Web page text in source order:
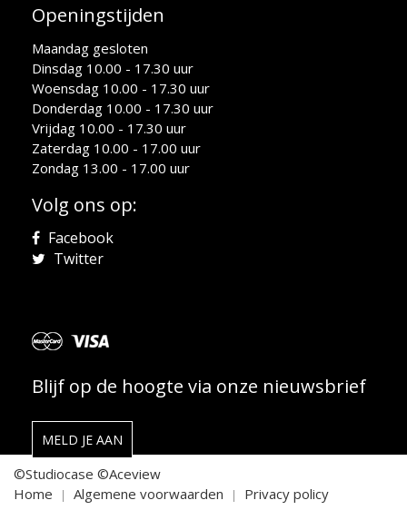
Openingstijden
Maandag gesloten
Dinsdag 10.00 - 17.30 uur
Woensdag 10.00 - 17.30 uur
Donderdag 10.00 - 17.30 uur
Vrijdag 10.00 - 17.30 uur
Zaterdag 10.00 - 17.00 uur
Zondag 13.00 - 17.00 uur
Volg ons op:
Facebook
Twitter
Blijf op de hoogte via onze nieuwsbrief
MELD JE AAN
©Studiocase ©Aceview
Home
Algemene voorwaarden
Privacy policy